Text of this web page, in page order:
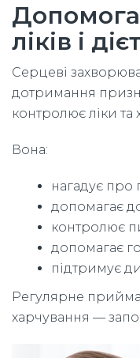
ліків і
Серцеві
дотримання
контролює ліки та
Вона:
нагадує про
допомагає
контролює
допомагає
підтримує
Регулярне
харчування —